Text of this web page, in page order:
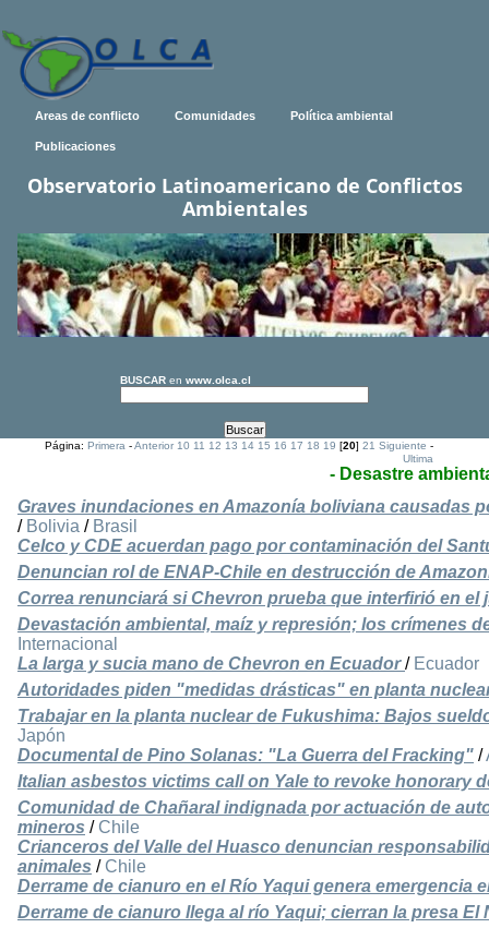
Areas de conflicto Comunidades Política ambiental
Publicaciones
Observatorio Latinoamericano de Conflictos
Ambientales
BUSCAR en www.olca.cl
Página:Primera -Anterior 10 11 12 13 14 15 16 17 18 19 [20]21 Siguiente -
Ultima
- Desastre
Graves inundaciones en Amazonía boliviana causadas
/ Bolivia / Brasil
Celco y CDE acuerdan pago por contaminación del
Denuncian rol de ENAP-Chile en destrucción de
Correa renunciará si Chevron prueba que interfirió en el
Devastación ambiental, maíz y represión; los crímenes
Internacional
La larga y sucia mano de Chevron en Ecuador/ Ecuador
Autoridades piden "medidas drásticas" en planta
Trabajar en la planta nuclear de Fukushima: Bajos
Japón
Documental de Pino Solanas: "La Guerra del Fracking" /
Italian asbestos victims call on Yale to revoke honorary
Comunidad de Chañaral indignada por actuación de
mineros / Chile
Crianceros del Valle del Huasco denuncian
animales / Chile
Derrame de cianuro en el Río Yaqui genera emergencia
Derrame de cianuro llega al río Yaqui; cierran la presa El